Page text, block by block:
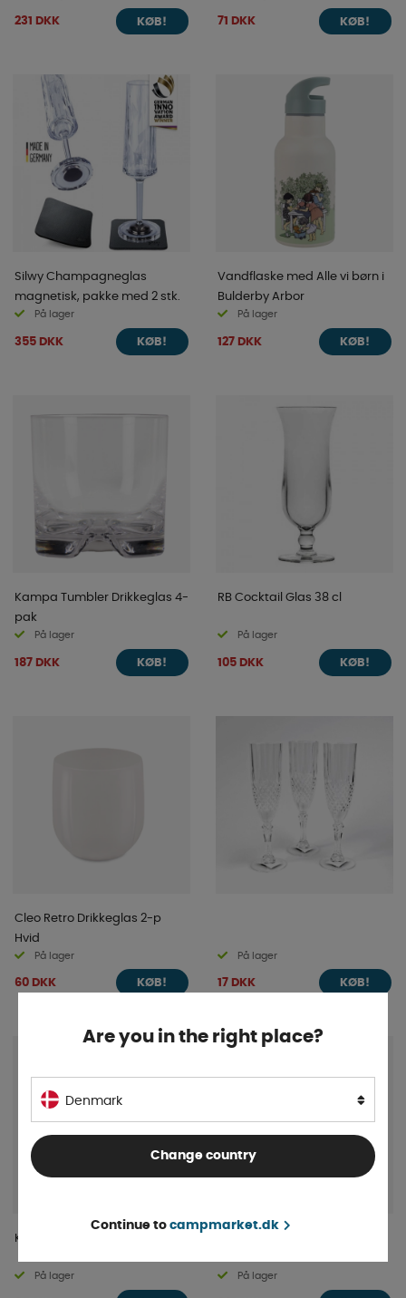
231 DKK KØB! 71 DKK KØB!
Silwy Champagneglas
magnetisk, pakke med 2 stk.
På lager
355 DKK KØB!
Vandflaske med Alle vi børn i
Bulderby Arbor
På lager
127 DKK KØB!
Kampa Tumbler Drikkeglas 4-
pak
På lager
187 DKK KØB!
RB Cocktail Glas 38 cl
På lager
105 DKK KØB!
Cleo Retro Drikkeglas 2-p
Hvid
På lager
60 DKK KØB!
På lager
17 DKK KØB!
Krukke Tidlös 45cl
På lager På lager
Are you in the right place?
Denmark
Change country
Continue to campmarket.dk